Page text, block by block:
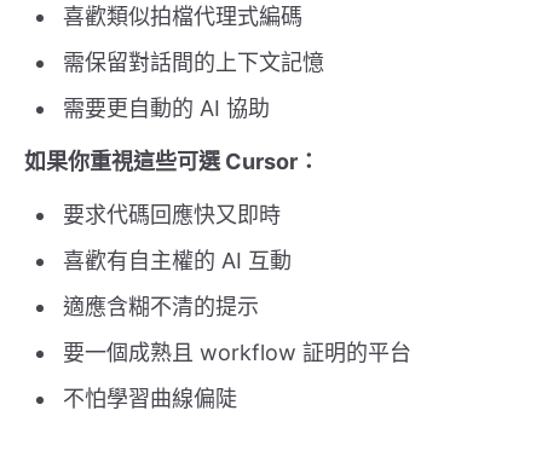
喜歡類似拍檔代理式編碼
需保留對話間的上下文記憶
需要更自動的 AI 協助
如果你重視這些可選 Cursor：
要求代碼回應快又即時
喜歡有自主權的 AI 互動
適應含糊不清的提示
要一個成熟且 workflow 証明的平台
不怕學習曲線偏陡